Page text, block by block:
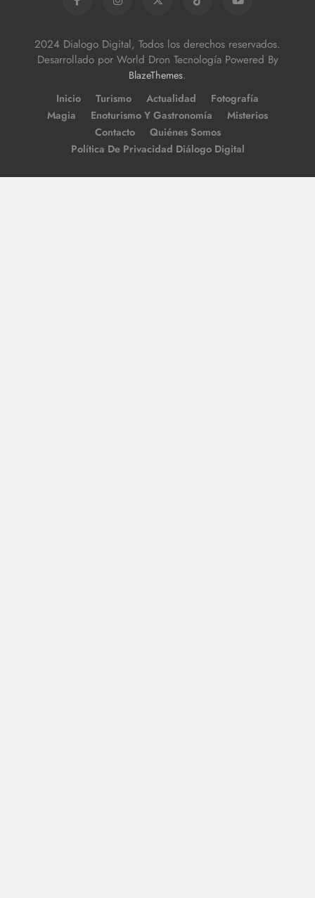
2024 Dialogo Digital, Todos los derechos reservados.
Desarrollado por World Dron Tecnología Powered By
BlazeThemes.
Inicio Turismo Actualidad
Fotografía
Magia
Enoturismo Y Gastronomía
Misterios
Contacto
Quiénes Somos
Política De Privacidad Diálogo Digital